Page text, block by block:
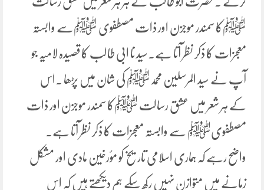
ﷺکا سمندر موجزن اور ذات مصطفوی ﷺسے وابستہ
معجزات کا ذکر نظر آتا ہے۔سید نا ابی طالب کا قصیدہ لامیہ جو
آپ نے سید المرسلین محمدﷺ کی شان میں پڑھا ۔اس
کے ہر شعر میں عشق رسالت ﷺکا سمندر موجزن اور ذات
مصطفویﷺ سے وابستہ معجزات کا ذکر نظر آتا ہے۔
واضح رہے کہ ہماری اسلامی تاریخ کو مؤرخین مادی اور مشکل
زمانے میں متوازن نہیں رکھ سکے ہم دیکھتے ہیں کہ اس